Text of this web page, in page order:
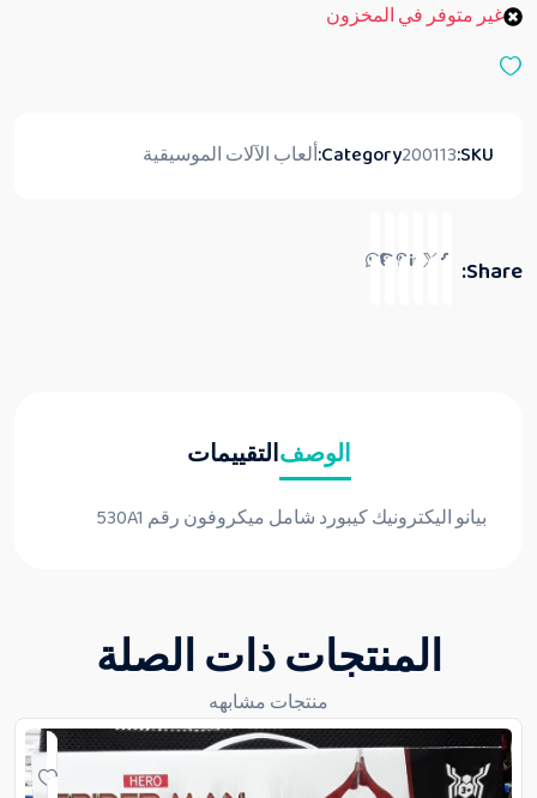
م
ن
غير متوفر في المخزون
SKU:
200113
Category:ألعاب الآلات الموسيقية
Share:
الوصفالتقييمات
بيانو اليكترونيك كيبورد شامل ميكروفون رقم 530A1
المنتجات ذات الصلة
منتجات مشابهه